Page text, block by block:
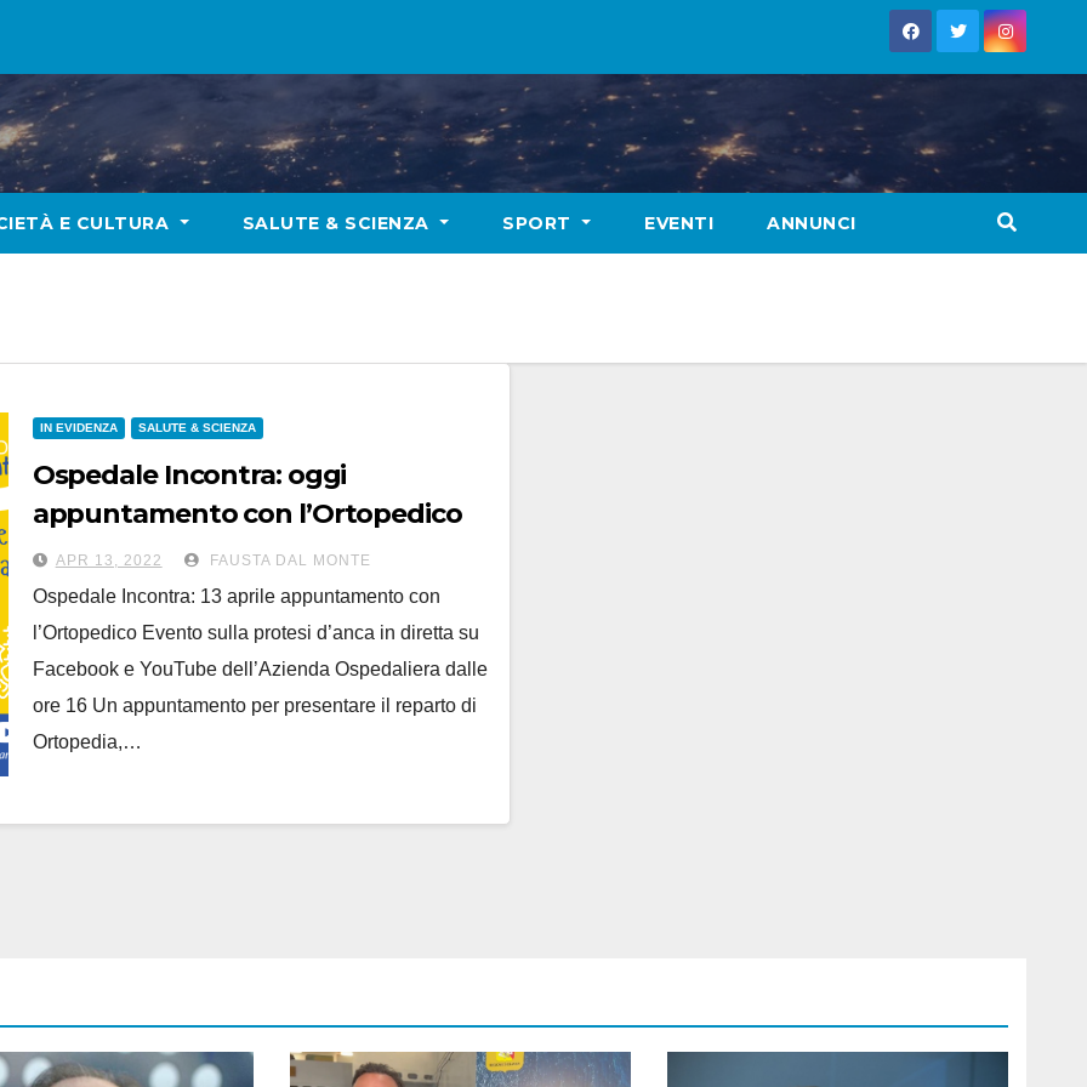
E CULTURA SALUTE & SCIENZA SPORT EVENTI ANNUNCI
IN EVIDENZA SALUTE & SCIENZA
Ospedale Incontra: oggi
appuntamento con l’Ortopedico
APR 13, 2022 FAUSTA DAL MONTE
Ospedale Incontra: 13 aprile appuntamento con
l’Ortopedico Evento sulla protesi d’anca in diretta su
Facebook e YouTube dell’Azienda Ospedaliera dalle
ore 16 Un appuntamento per presentare il reparto di
Ortopedia,…